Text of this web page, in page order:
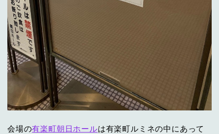
会場の有楽町朝日ホールは有楽町ルミネの中にあって